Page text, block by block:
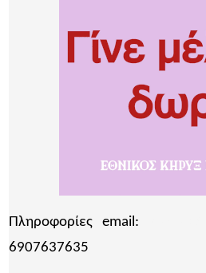
Πληροφορίες email:
6907637635